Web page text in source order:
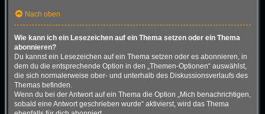
Nach oben
Wie kann ich ein Lesezeichen auf ein Thema setzen oder ein Thema
abonnieren?
Du kannst ein Lesezeichen auf ein Thema setzen oder es abonnieren, in
dem du die entsprechende Option in den „Themen-Optionen“ auswählst,
die sich normalerweise ober- und unterhalb des Diskussionsverlaufs des
Themas befinden.
Wenn du bei der Antwort auf ein Thema die Option „Mich benachrichtigen,
sobald eine Antwort geschrieben wurde“ aktivierst, wird das Thema